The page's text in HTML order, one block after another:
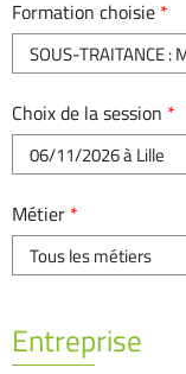
Formation choisie *
Choix de la session *
Métier *
Entreprise